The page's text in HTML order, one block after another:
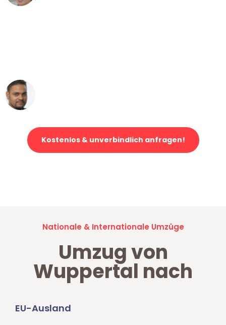
Kostenlos & unverbindlich anfragen!
Nationale & Internationale Umzüge
Umzug von
Wuppertal nach
EU-Ausland